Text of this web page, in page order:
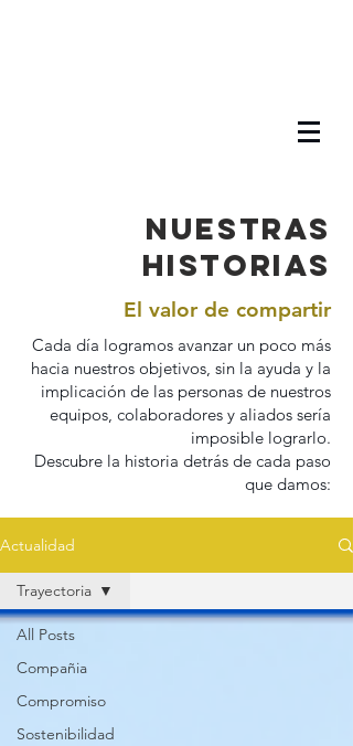
Nuestras
historias
El valor de compartir
Cada día logramos avanzar un poco más
hacia nuestros objetivos, sin la ayuda y la
implicación de las personas de nuestros
equipos, colaboradores y aliados sería
imposible lograrlo.
Descubre la historia detrás de cada paso
que damos:
Actualidad
All Posts
Compañia
Compromiso
Sostenibilidad
Trayectoria